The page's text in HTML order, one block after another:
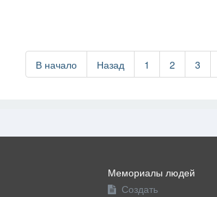
В начало Назад 1 2 3
Мемориалы людей
Создать